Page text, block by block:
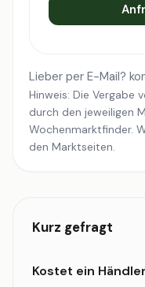
Lieber per E-Mail?
Hinweis: Die Vergabe
durch den jeweiligen
Wochenmarktfinder.
den Marktseiten.
Kurz gefragt
Kostet ein